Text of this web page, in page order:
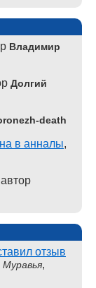
Владимир
Долгий
death
в анналы,
отзыв
,